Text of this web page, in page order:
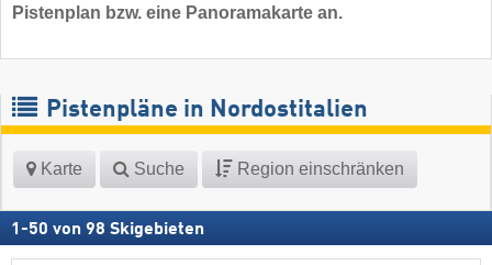
Pistenplan bzw. eine Panoramakarte an.
Pistenpläne in Nordostitalien
Karte Suche Region einschränken
1 -50 von 98 Skigebieten